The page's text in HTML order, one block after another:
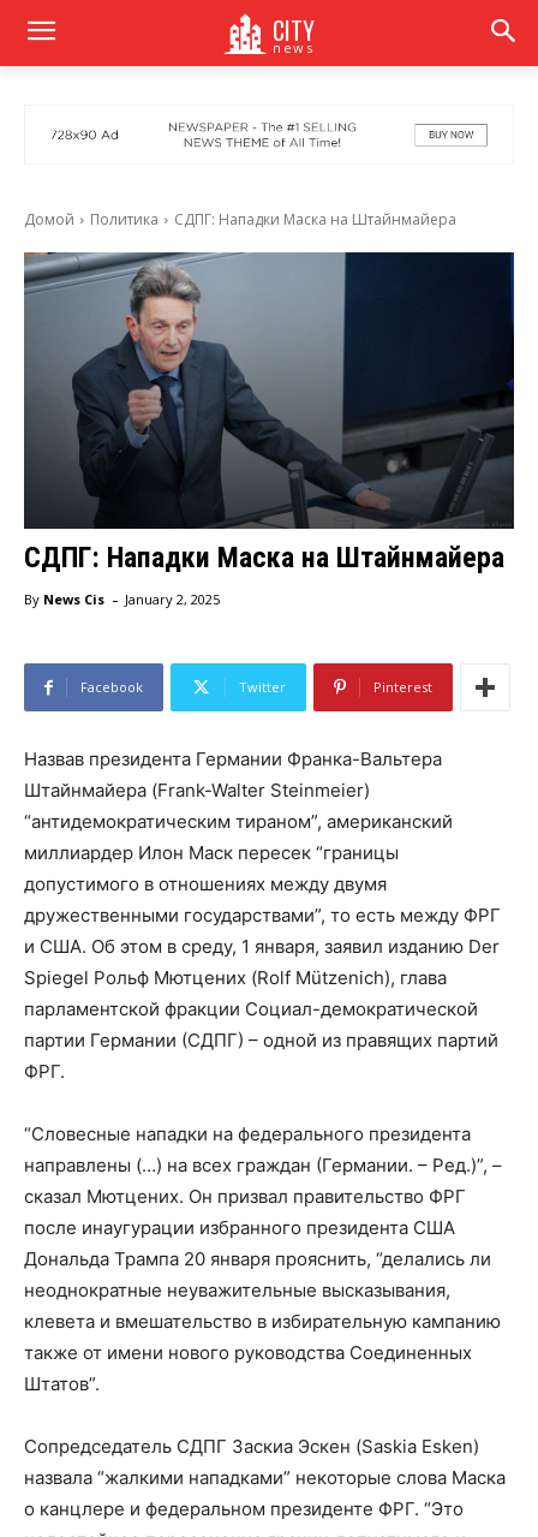
CITY
news
Домой Политика СДПГ: Нападки Маска на Штайнмайера
СДПГ: Нападки Маска на Штайнмайера
By News Cis - January 2, 2025
Facebook Twitter Pinterest
Назвав президента Германии Франка-Вальтера
Штайнмайера (Frank-Walter Steinmeier)
“антидемократическим тираном”, американский
миллиардер Илон Маск пересек “границы
допустимого в отношениях между двумя
дружественными государствами”, то есть между ФРГ
и США. Об этом в среду, 1 января, заявил изданию Der
Spiegel Рольф Мютцених (Rolf Mützenich), глава
парламентской фракции Социал-демократической
партии Германии (СДПГ) – одной из правящих партий
ФРГ.
“Словесные нападки на федерального президента
направлены (…) на всех граждан (Германии. – Ред.)”, –
сказал Мютцених. Он призвал правительство ФРГ
после инаугурации избранного президента США
Дональда Трампа 20 января прояснить, “делались ли
неоднократные неуважительные высказывания,
клевета и вмешательство в избирательную кампанию
также от имени нового руководства Соединенных
Штатов”.
Сопредседатель СДПГ Заскиа Эскен (Saskia Esken)
назвала “жалкими нападками” некоторые слова Маска
о канцлере и федеральном президенте ФРГ. “Это